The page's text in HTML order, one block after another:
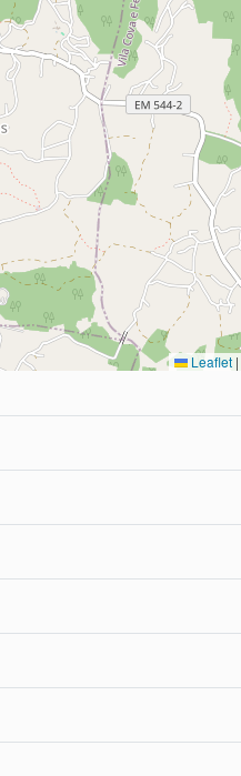
Leaflet |